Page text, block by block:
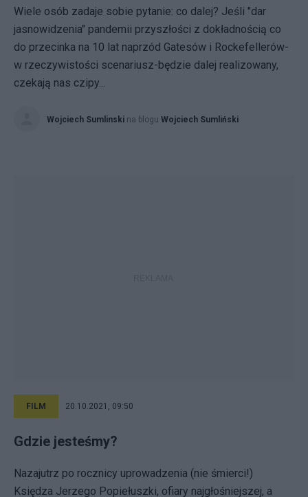
Wiele osób zadaje sobie pytanie: co dalej? Jeśli "dar
jasnowidzenia" pandemii przyszłości z dokładnością co
do przecinka na 10 lat naprzód Gatesów i Rockefellerów-
w rzeczywistości scenariusz-będzie dalej realizowany,
czekają nas czipy...
Wojciech Sumlinski na blogu Wojciech Sumliński
FILM 20.10.2021, 09:50
Gdzie jesteśmy?
Nazajutrz po rocznicy uprowadzenia (nie śmierci!)
Księdza Jerzego Popiełuszki, ofiary najgłośniejszej, a